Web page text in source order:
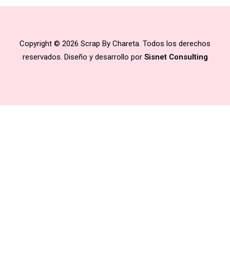
Copyright © 2026 Scrap By Chareta. Todos los derechos
reservados. Diseño y desarrollo por Sisnet Consulting